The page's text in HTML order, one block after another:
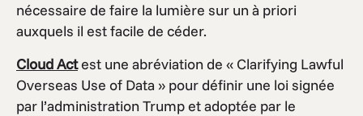
nécessaire de faire la lumière sur un à priori
auxquels il est facile de céder.
Cloud Actest une abréviation de « Clarifying Lawful
Overseas Use of Data » pour définir une loi signée
par l’administration Trump et adoptée par le